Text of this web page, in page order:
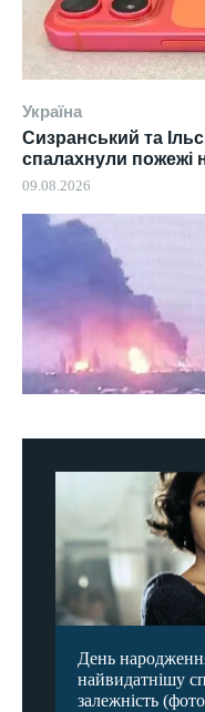
Україна
Сизранський та
спалахнули пожежі
09.08.2026
День
найвидатнішу
залежність